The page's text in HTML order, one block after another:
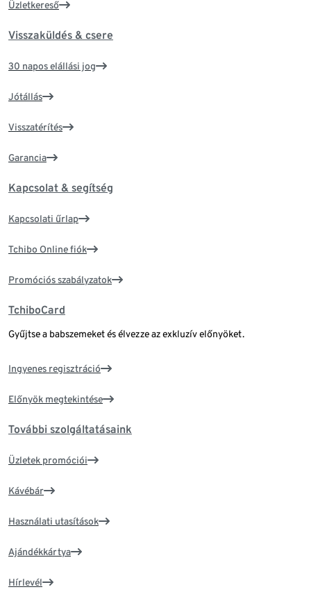
Üzletkereső
Visszaküldés & csere
30 napos elállási jog
Jótállás
Visszatérítés
Garancia
Kapcsolat & segítség
Kapcsolati űrlap
Tchibo Online fiók
Promóciós szabályzatok
TchiboCard
Gyűjtse a babszemeket és élvezze az exkluzív előnyöket.
Ingyenes regisztráció
Előnyök megtekintése
További szolgáltatásaink
Üzletek promóciói
Kávébár
Használati utasítások
Ajándékkártya
Hírlevél